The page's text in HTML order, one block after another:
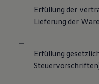
Erfüllung der
Lieferung der
Erfüllung
Steuervorschriften)